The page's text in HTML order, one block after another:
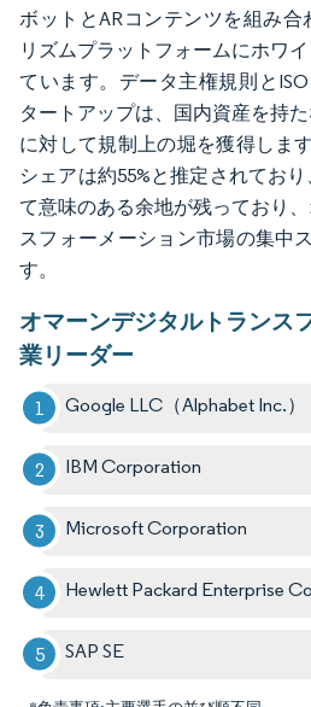
ボットとARコンテンツを組み
リズムプラットフォームにホワ
ています。データ主権規則と
タートアップは、国内資産を持
に対して規制上の堀を獲得しま
シェアは約55%と推定されてお
て意味のある余地が残っており
スフォーメーション市場の集中
す。
オマーンデジタルトランス
業リーダー
Google LLC（Alphabet Inc.）
IBM Corporation
Microsoft Corporation
Hewlett Packard Enterprise
SAP SE